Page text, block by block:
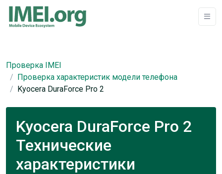
Проверка IMEI
Проверка характеристик модели телефона
Kyocera DuraForce Pro 2
Kyocera DuraForce Pro 2
Технические
характеристики